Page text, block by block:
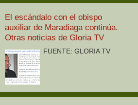
El escándalo con el obispo
auxiliar de Maradiaga continúa.
Otras noticias de Gloria TV
FUENTE: GLORIA TV